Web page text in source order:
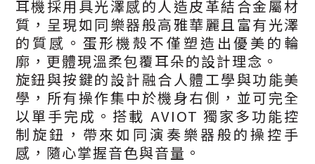
耳機採用具光澤感的人造皮革結合金屬材
質，呈現如同樂器般高雅華麗且富有光澤
的質感。蛋形機殼不僅塑造出優美的輪
廓，更體現溫柔包覆耳朵的設計理念。
旋鈕與按鍵的設計融合人體工學與功能美
學，所有操作集中於機身右側，並可完全
以單手完成。搭載 AVIOT 獨家多功能控
制旋鈕，帶來如同演奏樂器般的操控手
感，隨心掌握音色與音量。